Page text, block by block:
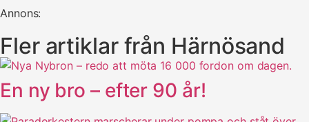
Annons:
Fler artiklar från Härnösand
En ny bro – efter 90 år!